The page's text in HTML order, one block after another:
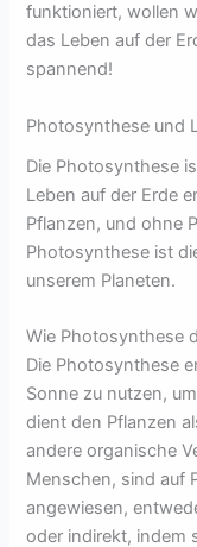
funktioniert, wollen
das Leben auf der
spannend!
Photosynthese und
Die Photosynthese
Leben auf der Erde
Pflanzen, und ohne
Photosynthese ist
unserem Planeten.
Wie Photosynthese
Die Photosynthese
Sonne zu nutzen,
dient den Pflanzen
andere organische
Menschen, sind auf
angewiesen,
oder indirekt, indem